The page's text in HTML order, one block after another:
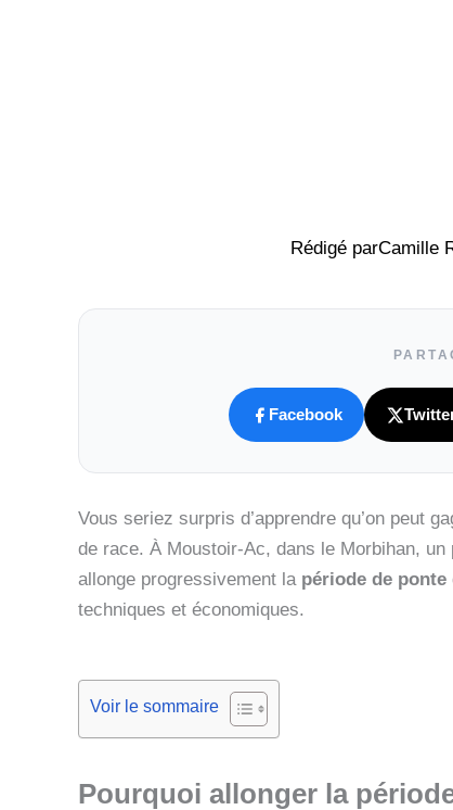
Rédigé parCamille
Facebook
Vous seriez surpris d’apprendre qu’on peut
de race. À Moustoir-Ac, dans le Morbihan, un
allonge progressivement la période de ponte
techniques et économiques.
Voir le sommaire
Pourquoi allonger la